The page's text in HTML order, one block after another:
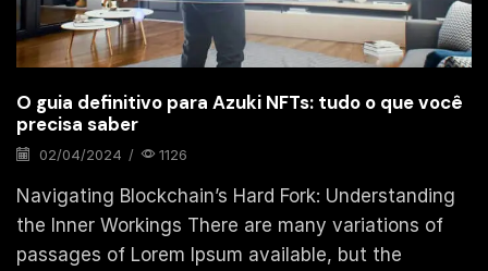
O guia definitivo para Azuki NFTs: tudo o que você
precisa saber
02/04/2024 / 1126
Navigating Blockchain’s Hard Fork: Understanding
the Inner Workings There are many variations of
passages of Lorem Ipsum available, but the